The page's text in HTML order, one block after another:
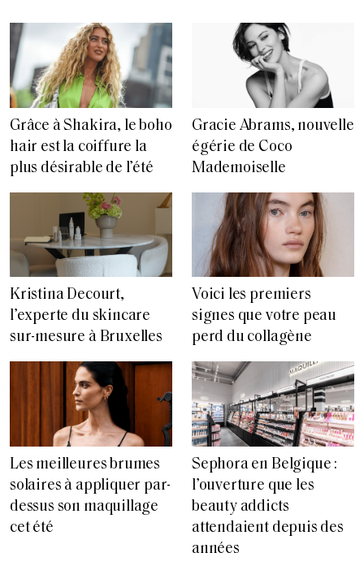
Grâce à Shakira, le boho
hair est la coiffure la
plus désirable de l’été
Gracie Abrams, nouvelle
égérie de Coco
Mademoiselle
Kristina Decourt,
l’experte du skincare
sur-mesure à Bruxelles
Voici les premiers
signes que votre peau
perd du collagène
Les meilleures brumes
solaires à appliquer par-
dessus son maquillage
cet été
Sephora en Belgique :
l’ouverture que les
beauty addicts
attendaient depuis des
années